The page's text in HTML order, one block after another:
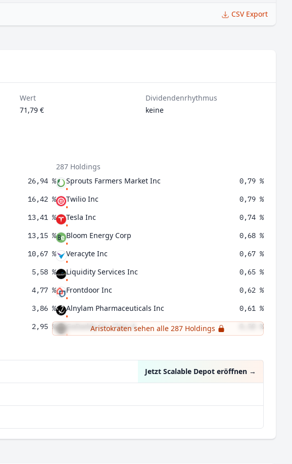
CSV Export
Wert
71,79 €
Dividendenrhythmus
keine
26,94 %
16,42 %
13,41 %
13,15 %
10,67 %
5,58 %
4,77 %
3,86 %
2,95 %
287 Holdings
Sprouts Farmers Market Inc
0,79 %
Twilio Inc 0,79 %
Tesla Inc 0,74 %
Bloom Energy Corp 0,68 %
Veracyte Inc 0,67 %
Liquidity Services Inc 0,65 %
Frontdoor Inc 0,62 %
Alnylam Pharmaceuticals Inc 0,61 %
GoDaddy Inc Class A 0,58 %
Aristokraten sehen alle 287 Holdings
Jetzt Scalable Depot eröffnen →